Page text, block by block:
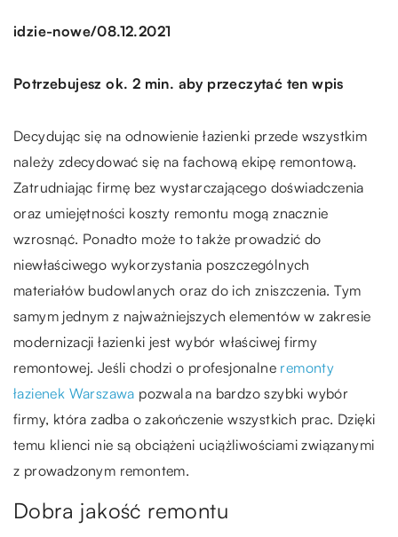
idzie-nowe/08.12.2021
Potrzebujesz ok. 2 min. aby przeczytać ten wpis
Decydując się na odnowienie łazienki przede wszystkim
należy zdecydować się na fachową ekipę remontową.
Zatrudniając firmę bez wystarczającego doświadczenia
oraz umiejętności koszty remontu mogą znacznie
wzrosnąć. Ponadto może to także prowadzić do
niewłaściwego wykorzystania poszczególnych
materiałów budowlanych oraz do ich zniszczenia. Tym
samym jednym z najważniejszych elementów w zakresie
modernizacji łazienki jest wybór właściwej firmy
remontowej. Jeśli chodzi o profesjonalne remonty
łazienek Warszawa pozwala na bardzo szybki wybór
firmy, która zadba o zakończenie wszystkich prac. Dzięki
temu klienci nie są obciążeni uciążliwościami związanymi
z prowadzonym remontem.
Dobra jakość remontu